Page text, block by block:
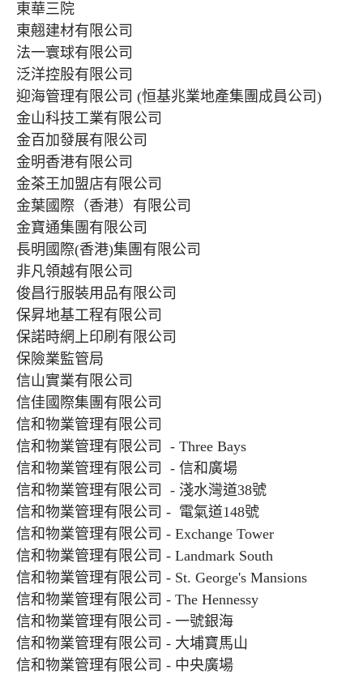
東華三院
東翹建材有限公司
法一寰球有限公司
泛洋控股有限公司
迎海管理有限公司 (恒基兆業地產集團成員公司)
金山科技工業有限公司
金百加發展有限公司
金明香港有限公司
金茶王加盟店有限公司
金葉國際（香港）有限公司
金寶通集團有限公司
長明國際(香港)集團有限公司
非凡領越有限公司
俊昌行服裝用品有限公司
保昇地基工程有限公司
保諾時網上印刷有限公司
保險業監管局
信山實業有限公司
信佳國際集團有限公司
信和物業管理有限公司
信和物業管理有限公司 - Three Bays
信和物業管理有限公司 - 信和廣場
信和物業管理有限公司 - 淺水灣道38號
信和物業管理有限公司 - 電氣道148號
信和物業管理有限公司 - Exchange Tower
信和物業管理有限公司 - Landmark South
信和物業管理有限公司 - St. George's Mansions
信和物業管理有限公司 - The Hennessy
信和物業管理有限公司 - 一號銀海
信和物業管理有限公司 - 大埔寶馬山
信和物業管理有限公司 - 中央廣場